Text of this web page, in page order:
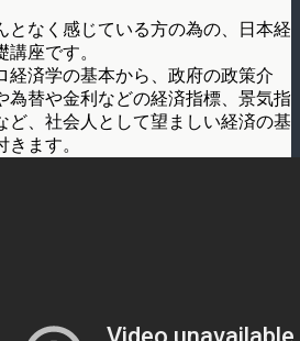
となく感じている方の為の、日本経
座です。
経済学の基本から、政府の政策介
為替や金利などの経済指標、景気指
ど、社会人として望ましい経済の基
ます。